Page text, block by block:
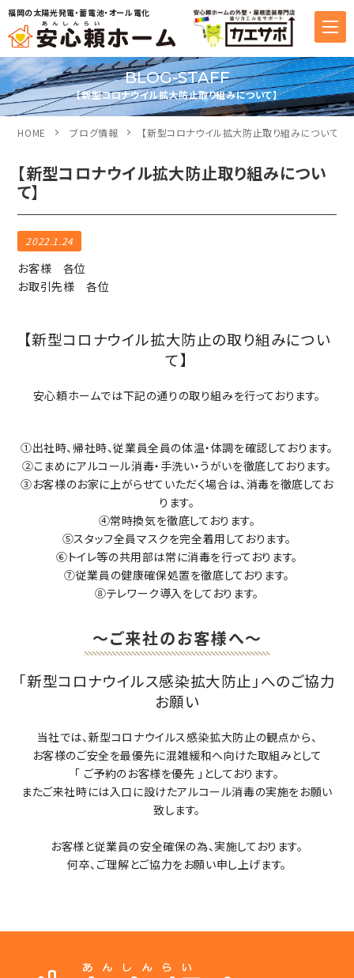
福岡の太陽光発電・蓄電池・オール電化
BLOG-STAFF
【新型コロナウイル拡大防止取り組みについて】
HOME ブログ情報 【新型コロナウイル拡大防止取り組みについて】
【新型コロナウイル拡大防止取り組みについ
て】
2022.1.24
お客様 各位
お取引先様 各位
【新型コロナウイル拡大防止の取り組みについ
て】
安心頼ホームでは下記の通りの取り組みを行っております。
①出社時、帰社時、従業員全員の体温・体調を確認しております。
②こまめにアルコール消毒・手洗い・うがいを徹底しております。
③お客様のお家に上がらせていただく場合は、消毒を徹底してお
ります。
④常時換気を徹底しております。
⑤スタッフ全員マスクを完全着用しております。
⑥トイレ等の共用部は常に消毒を行っております。
⑦従業員の健康確保処置を徹底しております。
⑧テレワーク導入をしております。
〜ご来社のお客様へ〜
「新型コロナウイルス感染拡大防止」へのご協力
お願い
当社では、新型コロナウイルス感染拡大防止の観点から、
お客様のご安全を最優先に混雑緩和へ向けた取組みとして
「 ご予約のお客様を優先 」としております。
またご来社時には入口に設けたアルコール消毒の実施をお願い
致します。
お客様と従業員の安全確保の為、実施しております。
何卒、ご理解とご協力をお願い申し上げます。